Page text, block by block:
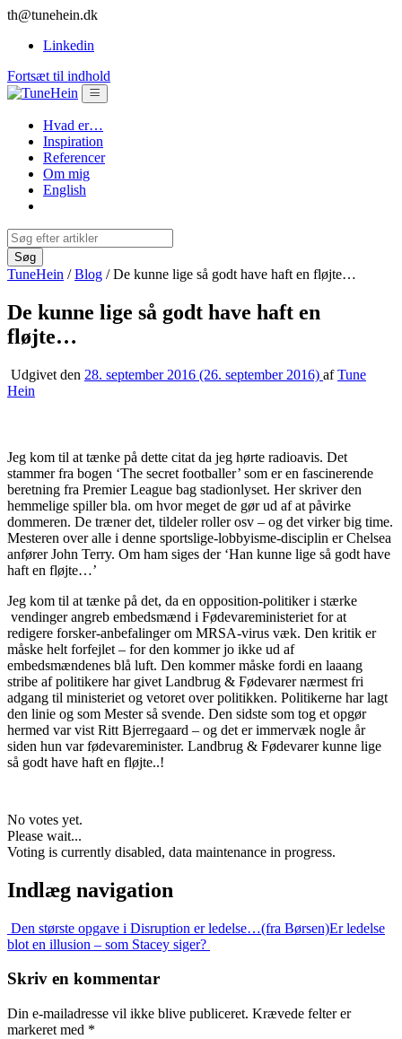
th@tunehein.dk
Linkedin
Fortsæt til indhold
Hvad er…
Inspiration
Referencer
Om mig
English
TuneHein /Blog /De kunne lige så godt have haft en fløjte…
De kunne lige så godt have haft en
fløjte…
Udgivet den 28. september 2016 (26. september 2016) af Tune
Hein
Jeg kom til at tænke på dette citat da jeg hørte radioavis. Det
stammer fra bogen ‘The secret footballer’ som er en fascinerende
beretning fra Premier League bag stadionlyset. Her skriver den
hemmelige spiller bla. om hvor meget de gør ud af at påvirke
dommeren. De træner det, tildeler roller osv – og det virker big time.
Mesteren over alle i denne sportslige-lobbyisme-disciplin er Chelsea
anfører John Terry. Om ham siges der ‘Han kunne lige så godt have
haft en fløjte…’
Jeg kom til at tænke på det, da en opposition-politiker i stærke
vendinger angreb embedsmænd i Fødevareministeriet for at
redigere forsker-anbefalinger om MRSA-virus væk. Den kritik er
måske helt forfejlet – for den kommer jo ikke ud af
embedsmændenes blå luft. Den kommer måske fordi en laaang
stribe af politikere har givet Landbrug & Fødevarer nærmest fri
adgang til ministeriet og vetoret over politikken. Politikerne har lagt
den linie og som Mester så svende. Den sidste som tog et opgør
hermed var vist Ritt Bjerregaard – og det er immervæk nogle år
siden hun var fødevareminister. Landbrug & Fødevarer kunne lige
så godt have haft en fløjte..!
No votes yet.
Please wait...
Voting is currently disabled, data maintenance in progress.
Indlæg navigation
Den største opgave i Disruption er ledelse…(fra Børsen)Er ledelse
blot en illusion – som Stacey siger?
Skriv en kommentar
Din e-mailadresse vil ikke blive publiceret. Krævede felter er
markeret med *